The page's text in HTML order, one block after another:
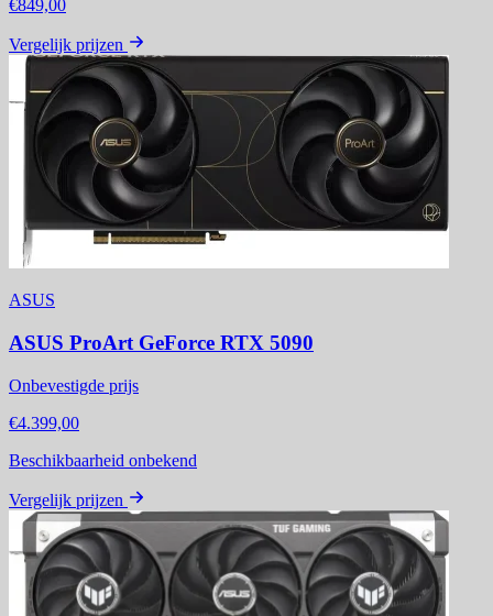
€849,00
Vergelijk prijzen
ASUS
ASUS ProArt GeForce RTX 5090
Onbevestigde prijs
€4.399,00
Beschikbaarheid onbekend
Vergelijk prijzen